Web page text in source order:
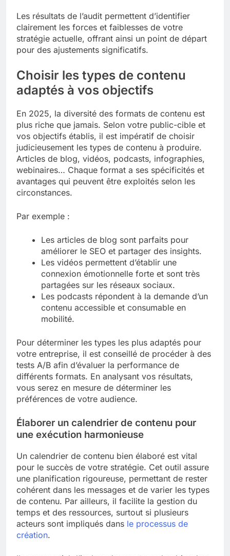
Les résultats de l’audit permettent d’identifier
clairement les forces et faiblesses de votre
stratégie actuelle, offrant ainsi un point de départ
pour des ajustements significatifs.
Choisir les types de contenu
adaptés à vos objectifs
En 2025, la diversité des formats de contenu est
plus riche que jamais. Selon votre public-cible et
vos objectifs établis, il est impératif de choisir
judicieusement les types de contenu à produire.
Articles de blog, vidéos, podcasts, infographies,
webinaires… Chaque format a ses spécificités et
avantages qui peuvent être exploités selon les
circonstances.
Par exemple :
Les articles de blog sont parfaits pour
améliorer le SEO et partager des insights.
Les vidéos permettent d’établir une
connexion émotionnelle forte et sont très
partagées sur les réseaux sociaux.
Les podcasts répondent à la demande d’un
contenu accessible et consumable en
mobilité.
Pour déterminer les types les plus adaptés pour
votre entreprise, il est conseillé de procéder à des
tests A/B afin d’évaluer la performance de
différents formats. En analysant vos résultats,
vous serez en mesure de déterminer les
préférences de votre audience.
Élaborer un calendrier de contenu pour
une exécution harmonieuse
Un calendrier de contenu bien élaboré est vital
pour le succès de votre stratégie. Cet outil assure
une planification rigoureuse, permettant de rester
cohérent dans les messages et de varier les types
de contenu. Par ailleurs, il facilite la gestion du
temps et des ressources, surtout si plusieurs
acteurs sont impliqués dans le processus de
création.